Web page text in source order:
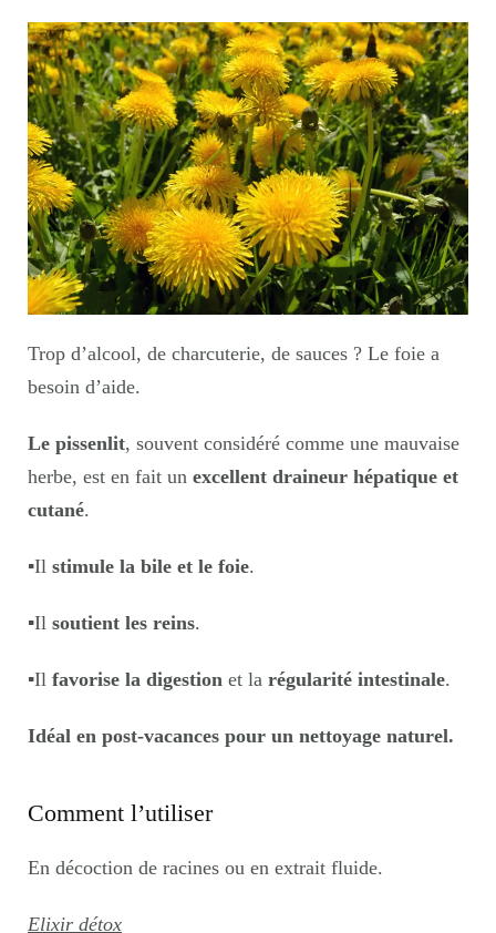
Trop d’alcool, de charcuterie, de sauces ? Le foie a
besoin d’aide.
Le pissenlit, souvent considéré comme une mauvaise
herbe, est en fait un excellent draineur hépatique et
cutané.
▪️Il stimule la bile et le foie.
▪️Il soutient les reins.
▪️Il favorise la digestion et la régularité intestinale.
Idéal en post-vacances pour un nettoyage naturel.
Comment l’utiliser
En décoction de racines ou en extrait fluide.
Elixir détox